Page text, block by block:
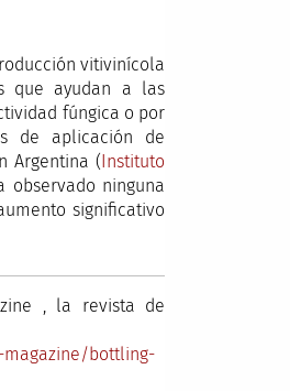
vitivinícola
que ayudan a las
fúngica o por
de aplicación de
Argentina ( Instituto
observado ninguna
significativo
, la revista de
magazine/bottling-